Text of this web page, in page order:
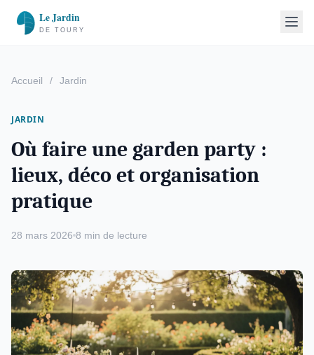
Accueil / Jardin
JARDIN
Où faire une garden party :
lieux, déco et organisation
pratique
28 mars 2026 8 min de lecture